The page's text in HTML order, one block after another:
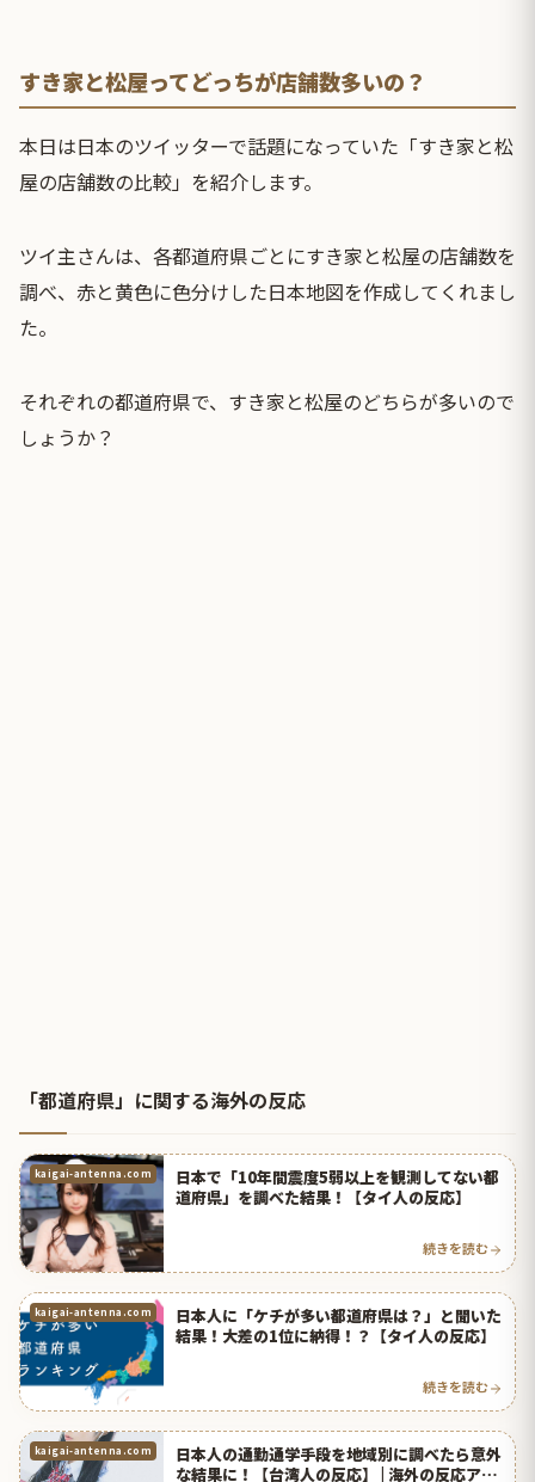
すき家と松屋ってどっちが店舗数多いの？
本日は日本のツイッターで話題になっていた「すき家と松
屋の店舗数の比較」を紹介します。
ツイ主さんは、各都道府県ごとにすき家と松屋の店舗数を
調べ、赤と黄色に色分けした日本地図を作成してくれまし
た。
それぞれの都道府県で、すき家と松屋のどちらが多いので
しょうか？
「都道府県」に関する海外の反応
kaigai-antenna.com
日本で「10年間震度5弱以上を観測してない都
道府県」を調べた結果！【タイ人の反応】
続きを読む
kaigai-antenna.com
日本人に「ケチが多い都道府県は？」と聞いた
結果！大差の1位に納得！？【タイ人の反応】
続きを読む
kaigai-antenna.com
日本人の通勤通学手段を地域別に調べたら意外
な結果に！【台湾人の反応】 | 海外の反応アン